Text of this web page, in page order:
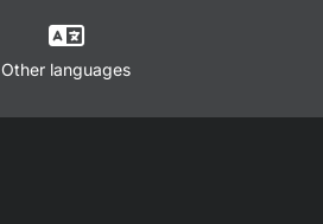
Other languages